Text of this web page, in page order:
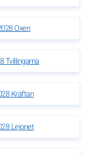
Oxen
Tvillingarna
Kräftan
Lejonet